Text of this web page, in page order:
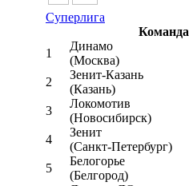
Суперлига
Команда
1
Динамо
(Москва)
2
Зенит-Казань
(Казань)
3
Локомотив
(Новосибирск)
4
Зенит
(Санкт-Петербург)
5
Белогорье
(Белгород)